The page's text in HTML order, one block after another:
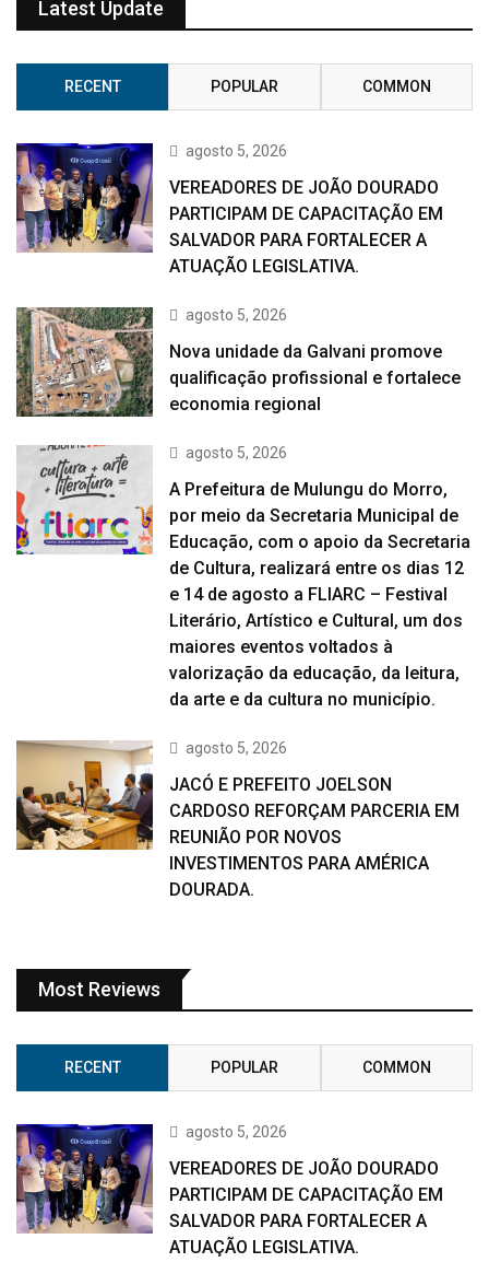
Latest Update
RECENT POPULAR COMMON
agosto 5, 2026
VEREADORES DE JOÃO DOURADO
PARTICIPAM DE CAPACITAÇÃO EM
SALVADOR PARA FORTALECER A
ATUAÇÃO LEGISLATIVA.
agosto 5, 2026
Nova unidade da Galvani promove
qualificação profissional e fortalece
economia regional
agosto 5, 2026
A Prefeitura de Mulungu do Morro,
por meio da Secretaria Municipal de
Educação, com o apoio da Secretaria
de Cultura, realizará entre os dias 12
e 14 de agosto a FLIARC – Festival
Literário, Artístico e Cultural, um dos
maiores eventos voltados à
valorização da educação, da leitura,
da arte e da cultura no município.
agosto 5, 2026
JACÓ E PREFEITO JOELSON
CARDOSO REFORÇAM PARCERIA EM
REUNIÃO POR NOVOS
INVESTIMENTOS PARA AMÉRICA
DOURADA.
Most Reviews
RECENT POPULAR COMMON
agosto 5, 2026
VEREADORES DE JOÃO DOURADO
PARTICIPAM DE CAPACITAÇÃO EM
SALVADOR PARA FORTALECER A
ATUAÇÃO LEGISLATIVA.